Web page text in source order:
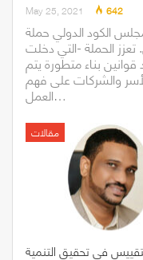
May 25, 2021 642
الكود الدولي حملة
تعزز الحملة -التي دخلت
قوانين بناء متطورة يتم
والشركات على فهم
العمل…
مقالات
في تحقيق التنمية